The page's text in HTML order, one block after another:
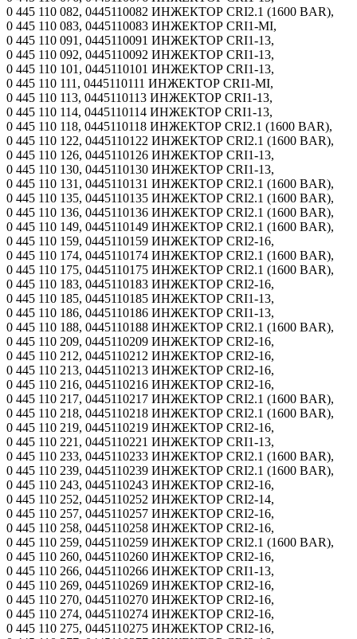
0 445 110 082, 0445110082 ИНЖЕКТОР CRI2.1 (1600 BAR),
0 445 110 083, 0445110083 ИНЖЕКТОР CRI1-MI,
0 445 110 091, 0445110091 ИНЖЕКТОР CRI1-13,
0 445 110 092, 0445110092 ИНЖЕКТОР CRI1-13,
0 445 110 101, 0445110101 ИНЖЕКТОР CRI1-13,
0 445 110 111, 0445110111 ИНЖЕКТОР CRI1-MI,
0 445 110 113, 0445110113 ИНЖЕКТОР CRI1-13,
0 445 110 114, 0445110114 ИНЖЕКТОР CRI1-13,
0 445 110 118, 0445110118 ИНЖЕКТОР CRI2.1 (1600 BAR),
0 445 110 122, 0445110122 ИНЖЕКТОР CRI2.1 (1600 BAR),
0 445 110 126, 0445110126 ИНЖЕКТОР CRI1-13,
0 445 110 130, 0445110130 ИНЖЕКТОР CRI1-13,
0 445 110 131, 0445110131 ИНЖЕКТОР CRI2.1 (1600 BAR),
0 445 110 135, 0445110135 ИНЖЕКТОР CRI2.1 (1600 BAR),
0 445 110 136, 0445110136 ИНЖЕКТОР CRI2.1 (1600 BAR),
0 445 110 149, 0445110149 ИНЖЕКТОР CRI2.1 (1600 BAR),
0 445 110 159, 0445110159 ИНЖЕКТОР CRI2-16,
0 445 110 174, 0445110174 ИНЖЕКТОР CRI2.1 (1600 BAR),
0 445 110 175, 0445110175 ИНЖЕКТОР CRI2.1 (1600 BAR),
0 445 110 183, 0445110183 ИНЖЕКТОР CRI2-16,
0 445 110 185, 0445110185 ИНЖЕКТОР CRI1-13,
0 445 110 186, 0445110186 ИНЖЕКТОР CRI1-13,
0 445 110 188, 0445110188 ИНЖЕКТОР CRI2.1 (1600 BAR),
0 445 110 209, 0445110209 ИНЖЕКТОР CRI2-16,
0 445 110 212, 0445110212 ИНЖЕКТОР CRI2-16,
0 445 110 213, 0445110213 ИНЖЕКТОР CRI2-16,
0 445 110 216, 0445110216 ИНЖЕКТОР CRI2-16,
0 445 110 217, 0445110217 ИНЖЕКТОР CRI2.1 (1600 BAR),
0 445 110 218, 0445110218 ИНЖЕКТОР CRI2.1 (1600 BAR),
0 445 110 219, 0445110219 ИНЖЕКТОР CRI2-16,
0 445 110 221, 0445110221 ИНЖЕКТОР CRI1-13,
0 445 110 233, 0445110233 ИНЖЕКТОР CRI2.1 (1600 BAR),
0 445 110 239, 0445110239 ИНЖЕКТОР CRI2.1 (1600 BAR),
0 445 110 243, 0445110243 ИНЖЕКТОР CRI2-16,
0 445 110 252, 0445110252 ИНЖЕКТОР CRI2-14,
0 445 110 257, 0445110257 ИНЖЕКТОР CRI2-16,
0 445 110 258, 0445110258 ИНЖЕКТОР CRI2-16,
0 445 110 259, 0445110259 ИНЖЕКТОР CRI2.1 (1600 BAR),
0 445 110 260, 0445110260 ИНЖЕКТОР CRI2-16,
0 445 110 266, 0445110266 ИНЖЕКТОР CRI1-13,
0 445 110 269, 0445110269 ИНЖЕКТОР CRI2-16,
0 445 110 270, 0445110270 ИНЖЕКТОР CRI2-16,
0 445 110 274, 0445110274 ИНЖЕКТОР CRI2-16,
0 445 110 275, 0445110275 ИНЖЕКТОР CRI2-16,